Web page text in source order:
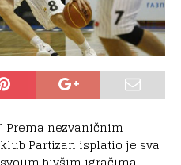
Prema nezvaničnim
Partizan isplatio je sva